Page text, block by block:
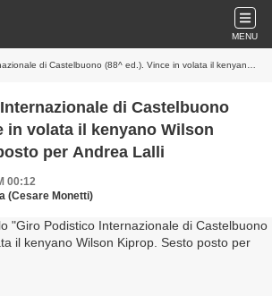
MENU
(88^ ed.). Vince in volata il kenyano Wilson Kiprop. Sesto posto per Andrea Lalli
di Castelbuono
in volata il kenyano Wilson
per Andrea Lalli
00:12
(Cesare Monetti)